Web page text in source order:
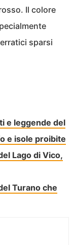
Il colore
sparsi
e leggende del
e isole proibite
Lago di Vico,
Turano che